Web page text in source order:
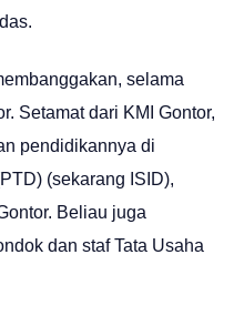
selama
Setamat dari KMI Gontor,
pendidikannya di
(sekarang ISID),
Beliau juga
dan staf Tata Usaha